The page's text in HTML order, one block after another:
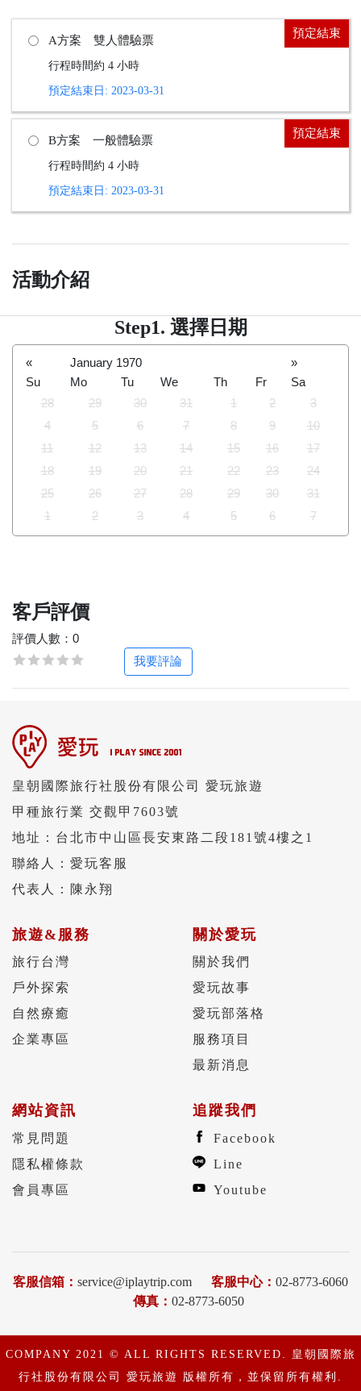
A方案 雙人體驗票
已售完
預定結束
行程時間約 4 小時
預定結束日: 2023-03-31
B方案 一般體驗票
已售完
預定結束
行程時間約 4 小時
預定結束日: 2023-03-31
活動介紹
Step1. 選擇日期
« January 1970
»
Su
Mo Tu We Th Fr
Sa
28
29 30 31 1 2
3
4
5 6 7 8 9
10
11
12 13 14 15 16
17
18
19 20 21 22 23
24
25
26 27 28 29 30
31
1
2 3 4 5 6 7
客戶評價
評價人數：0
我要評論
皇朝國際旅行社股份有限公司 愛玩旅遊
甲種旅行業 交觀甲7603號
地址：台北市中山區長安東路二段181號4樓之1
聯絡人：愛玩客服
代表人：陳永翔
旅遊&服務
旅行台灣
戶外探索
自然療癒
企業專區
關於愛玩
關於我們
愛玩故事
愛玩部落格
服務項目
最新消息
網站資訊
常見問題
隱私權條款
會員專區
追蹤我們
Facebook
Line
Youtube
客服信箱： service@iplaytrip.com 客服中心： 02-8773-6060
傳真： 02-8773-6050
COMPANY 2021 © ALL RIGHTS RESERVED. 皇朝國際旅
行社股份有限公司 愛玩旅遊 版權所有，並保留所有權利.